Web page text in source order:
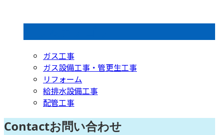
ガス工事
ガス設備工事・管更生工事
リフォーム
給排水設備工事
配管工事
Contactお問い合わせ